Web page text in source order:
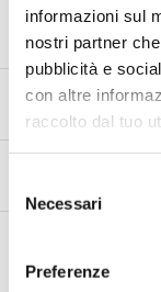
informazioni sul
nostri partner
pubblicità e
con altre
raccolto dal tuo
delNecessari
Preferenze
Type de Fixation
Support
Homologation – EC /
Oui - Approuvé pour
Certificat
PROTECTION